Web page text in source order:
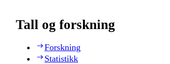
Tall og forskning
Forskning
Statistikk